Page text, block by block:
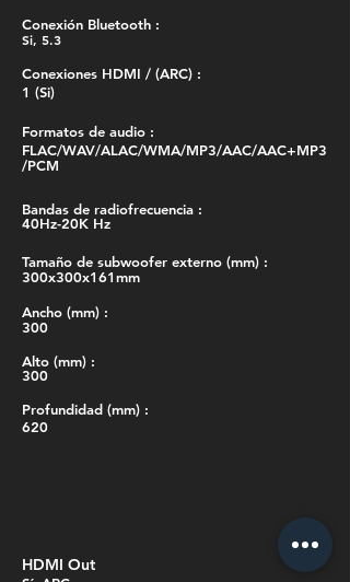
Conexión Bluetooth :
Si, 5.3
Conexiones HDMI / (ARC) :
1 (Si)
Formatos de audio :
FLAC/WAV/ALAC/WMA/MP3/AAC/AAC+MP3
/PCM
Bandas de radiofrecuencia :
40Hz-20K Hz
Tamaño de subwoofer externo (mm) :
300x300x161mm
Ancho (mm) :
300
Alto (mm) :
300
Profundidad (mm) :
620
HDMI Out